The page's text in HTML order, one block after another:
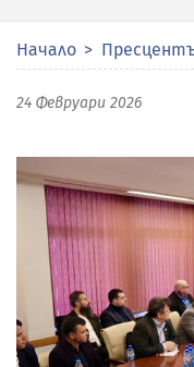
Начало
24 Февруари 2026